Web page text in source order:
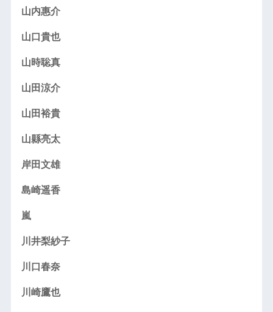
山内惠介
山口貴也
山時聡真
山田涼介
山田裕貴
山縣亮太
岸田文雄
島崎遥香
嵐
川井梨紗子
川口春奈
川崎鷹也